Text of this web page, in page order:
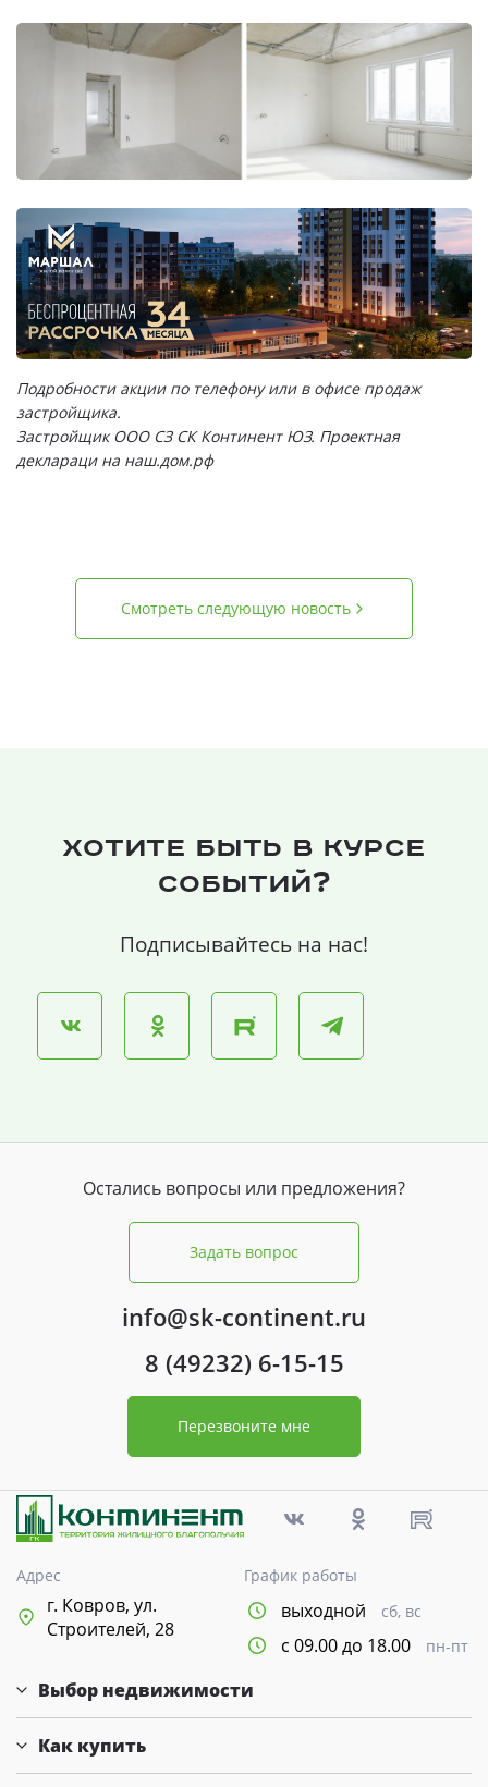
Подробности акции по телефону или в офисе продаж
застройщика.
Застройщик ООО СЗ СК Континент ЮЗ. Проектная
деклараци на наш.дом.рф
Смотреть следующую новость
Хотите быть в курсе
событий?
Подписывайтесь на нас!
Остались вопросы или предложения?
Задать вопрос
info@sk-continent.ru
8 (49232) 6-15-15
Перезвоните мне
Адрес
г. Ковров, ул.
Строителей, 28
График работы
выходной сб, вс
с 09.00 до 18.00 пн-пт
Выбор недвижимости
Как купить